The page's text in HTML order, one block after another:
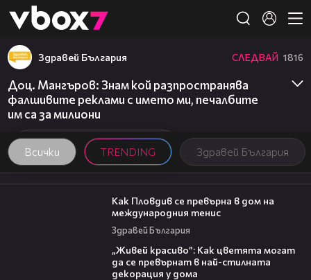
👾
Всички TRENDING Здравей България
Здравей България СЛЕДВАЙ 1816
Доц. Мангъров: Знам кой разпространява
фалшивите реклами с името ми, печалбите
им са за милиони
03:09
Как Пловдив се превърна в дом на
международния тенис
Здравей България
„Живей красиво”: Как цветята могат
да се превърнат в най-стилната
декорация у дома